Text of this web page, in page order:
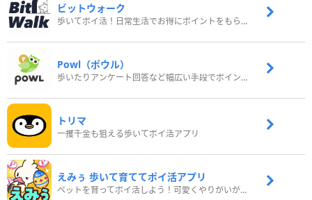
ビットウォーク
歩いてポイ活！日常生活でお得にポイントをもらおう
Powl（ポウル）
歩いたりアンケート回答など幅広い手段でポイントをゲット
トリマ
一攫千金も狙える歩いてポイ活アプリ
えみぅ 歩いて育ててポイ活アプリ
ペットを育ってポイ活しよう！可愛くやりがいがある新感覚アプリ